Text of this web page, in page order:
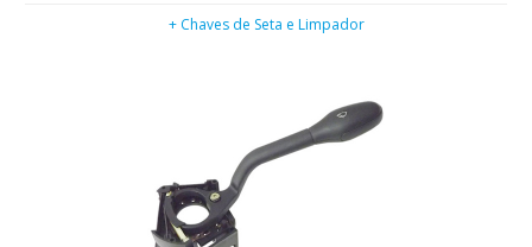
+ Chaves de Seta e Limpador